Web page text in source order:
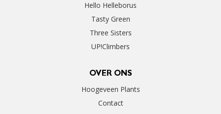
Hello Helleborus
Tasty Green
Three Sisters
UP!Climbers
OVER ONS
Hoogeveen Plants
Contact